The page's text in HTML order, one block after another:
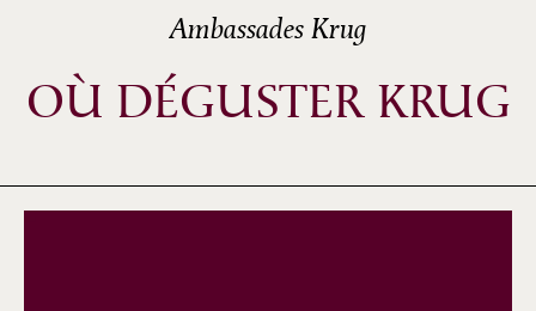
Ambassades Krug
OÙ DÉGUSTER KRUG